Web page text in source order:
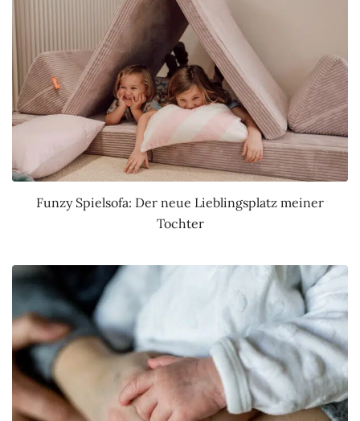
Funzy Spielsofa: Der neue Lieblingsplatz meiner
Tochter